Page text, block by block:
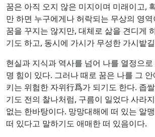
꿈은 아직 오지 않은 미지이며 미래이고,
만 하면 누구에게나 허락되는 무상의 영
꿈을 꾸지는 않지만, 대체로 삶을 견디게
기도 하고, 동시에 가시가 무성한 가시밭
현실과 지식과 역사를 넘어 나를 열정으
명 힘이 있다. 그러나 때로 꿈은 나를 그
키는 위험한 자위行爲가 되기도 한다. 좁
기도 전의 찰나처럼, 구름이 일었다 사라
없는 한바탕이다. 망망대해에 떠 있는 알
떠 있다고 말하기도 애매한 떠 있음이다.